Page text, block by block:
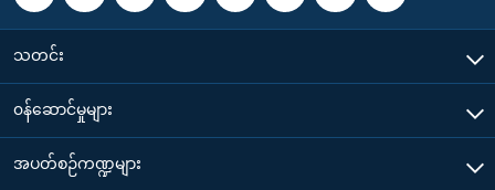
သတင်း
၀န်ဆောင်မှုများ
အပတ်စဉ်ကဏ္ဍများ